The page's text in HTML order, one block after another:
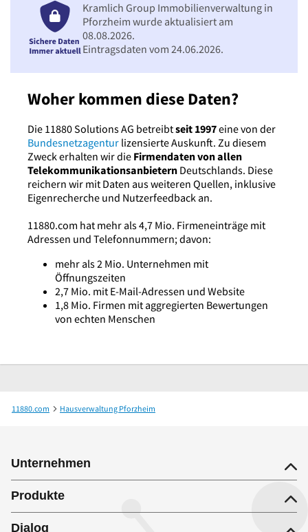
Woher kommen diese Daten?
Die 11880 Solutions AG betreibtseit 1997eine von der
Bundesnetzagentur lizensierte Auskunft. Zu diesem
Zweck erhalten wir die Firmendaten von allen
Telekommunikationsanbietern Deutschlands. Diese
reichern wir mit Daten aus weiteren Quellen, inklusive
Eigenrecherche und Nutzerfeedback an.
11880.com hat mehr als 4,7 Mio. Firmeneinträge mit
Adressen und Telefonnummern; davon:
mehr als 2 Mio. Unternehmen mit
Öffnungszeiten
2,7 Mio. mit E-Mail-Adressen und Website
1,8 Mio. Firmen mit aggregierten Bewertungen
von echten Menschen
Kramlich Group Immobilienverwaltung in
Pforzheim wurde aktualisiert am
08.08.2026.
Eintragsdaten vom 24.06.2026.
11880.com
Hausverwaltung Pforzheim
Unternehmen
Produkte
Dialog